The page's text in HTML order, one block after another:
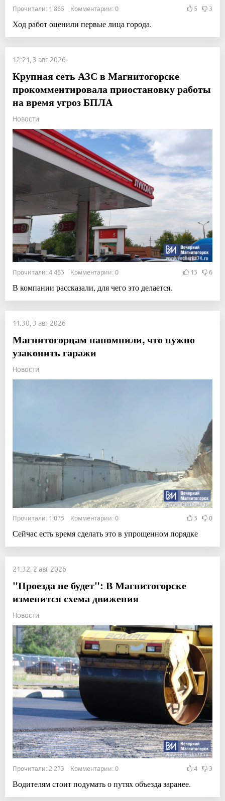
Прочитали: 1 865 Комментарии: 0 5 3
Ход работ оценили первые лица города.
12:21, 3 авг 2026
Крупная сеть АЗС в Магнитогорске
прокомментировала приостановку работы
на время угроз БПЛА
Новости
Прочитали: 4 463 Комментарии: 0 13 6
В компании рассказали, для чего это делается.
11:30, 3 авг 2026
Магнитогорцам напомнили, что нужно
узаконить гаражи
Новости
Прочитали: 1 075 Комментарии: 0 3 0
Сейчас есть время сделать это в упрощенном порядке
21:32, 2 авг 2026
"Проезда не будет": В Магнитогорске
изменится схема движения
Новости
Прочитали: 2 273 Комментарии: 0 4 3
Водителям стоит подумать о путях объезда заранее.